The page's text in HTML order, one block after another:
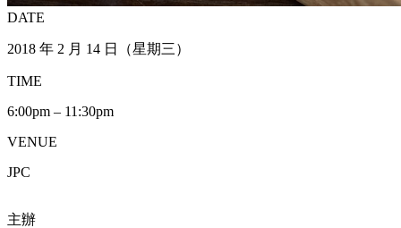
DATE
2018 年 2 月 14 日（星期三）
TIME
6:00pm – 11:30pm
VENUE
JPC
主辦